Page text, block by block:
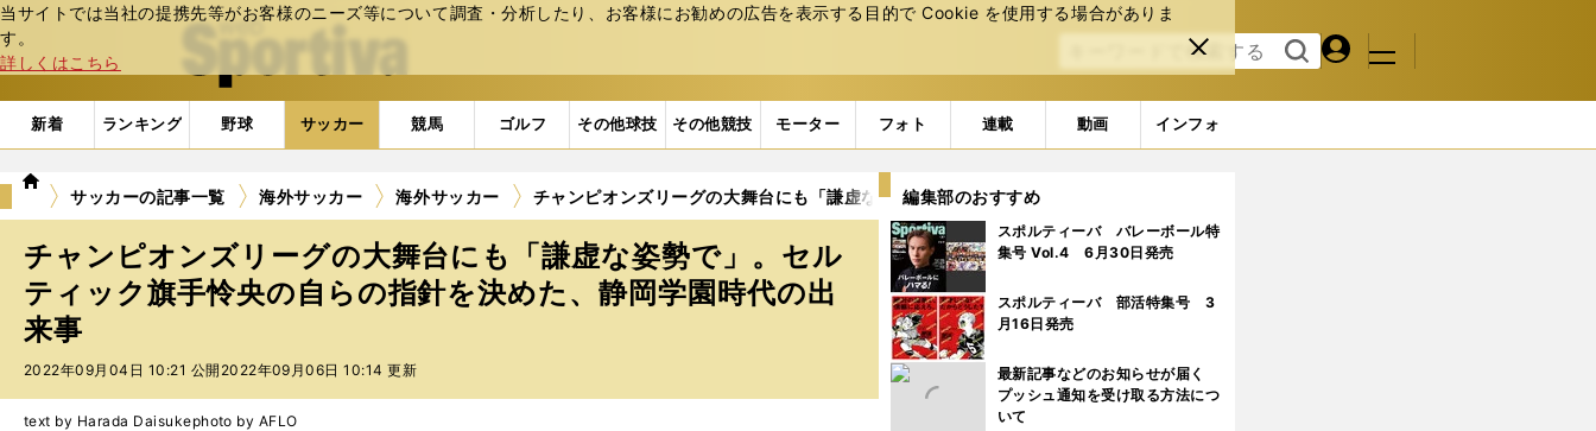
当サイトでは当社の提携先等がお客様のニーズ等について調査・分析したり、お客様にお勧めの広告を表⽰する⽬的で Cookie を使⽤する場合がありま
す。
詳しくはこちら
閉じ
る
web Sportiva (webスポルティーバ)
検索
る
マイペ
ジ
メニュ
新着 ランキング 野球 サッカー 競馬 ゴルフ その他球技 その他競技 モーター フォト 連載 動画 インフォ
we
ポ
ル
テ
ィ
ー
サッカーの記事一覧 海外サッカー 海外サッカー チャンピオンズリーグの大舞台にも「謙虚な姿勢で」。セルティック旗手怜央の自らの指針を決めた、静岡学園時代の出来事
チャンピオンズリーグの大舞台にも「謙虚な姿勢で」。セル
ティック旗手怜央の自らの指針を決めた、静岡学園時代の出
来事
2022年09月04日 10:21 公開 2022年09月06日 10:14 更新
text by Harada Daisukephoto by AFLO
編集部のおすすめ
スポルティーバ バレーボール特
集号 Vol.4 6月30日発売
スポルティーバ 部活特集号 3
月16日発売
最新記事などのお知らせが届く
プッシュ通知を受け取る方法につ
いて